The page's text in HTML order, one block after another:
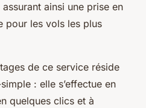
ainsi une prise en
pour les vols les plus
de ce service réside
: elle s’effectue en
quelques clics et à